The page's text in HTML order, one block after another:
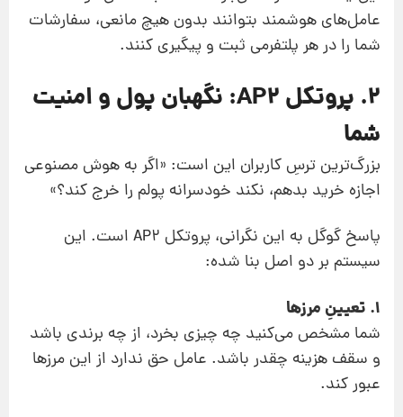
عامل‌های هوشمند بتوانند بدون هیچ مانعی، سفارشات
شما را در هر پلتفرمی ثبت و پیگیری کنند.
۲. پروتکل AP2: نگهبان پول و امنیت
شما
بزرگ‌ترین ترسِ کاربران این است: «اگر به هوش مصنوعی
اجازه خرید بدهم، نکند خودسرانه پولم را خرج کند؟»
پاسخ گوگل به این نگرانی، پروتکل AP2 است. این
سیستم بر دو اصل بنا شده:
1. تعیینِ مرزها
شما مشخص می‌کنید چه چیزی بخرد، از چه برندی باشد
و سقف هزینه چقدر باشد. عامل حق ندارد از این مرزها
عبور کند.